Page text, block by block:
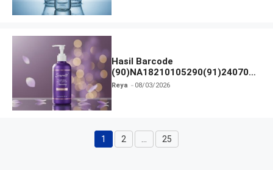
Hasil Barcode
(90)NA18210105290(91)240703
dan Izin BPOM
Reya 08/03/2026
Halaman
1 Halaman
2 Halaman
25